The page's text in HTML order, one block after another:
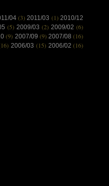
04 (3) 2011/03 (1) 2010/12
(5) 2009/03(2) 2009/02(6)
(9) 2007/09 (9) 2007/08(16)
2006/03 (15) 2006/02(16)